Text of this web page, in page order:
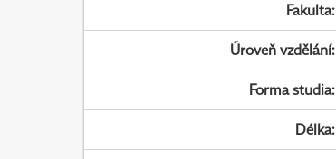
Fakulta:
Úroveň vzdělání:
Forma studia:
Délka: